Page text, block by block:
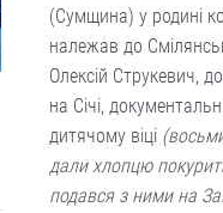
(Сумщина) у родині
належав до
Олексій Струкевич,
на Січі,
дитячому віці
дали хлопцю
подався з ними на